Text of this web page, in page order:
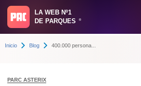
LA WEB Nº1
DE PARQUES
®
Inicio Blog 400.000 persona...
PARC ASTERIX